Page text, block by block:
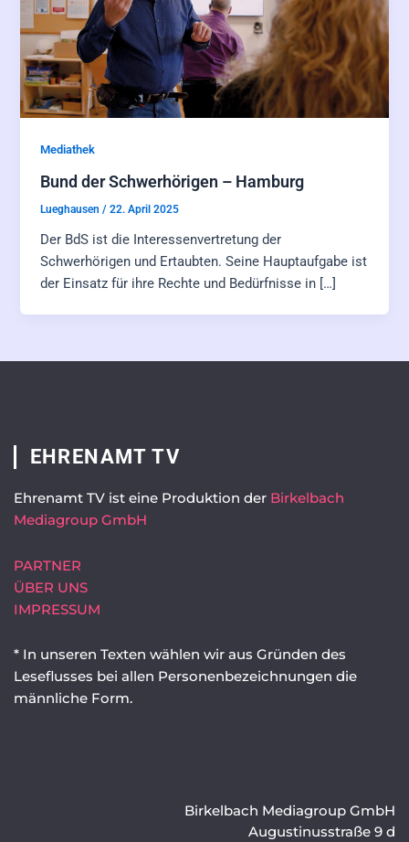
Mediathek
Bund der Schwerhörigen – Hamburg
Lueghausen/22. April 2025
Der BdS ist die Interessenvertretung der
Schwerhörigen und Ertaubten. Seine Hauptaufgabe ist
der Einsatz für ihre Rechte und Bedürfnisse in […]
EHRENAMT TV
Ehrenamt TV ist eine Produktion der Birkelbach
Mediagroup GmbH
PARTNER
ÜBER UNS
IMPRESSUM
* In unseren Texten wählen wir aus Gründen des
Leseflusses bei allen Personenbezeichnungen die
männliche Form.
Birkelbach Mediagroup GmbH
Augustinusstraße 9 d